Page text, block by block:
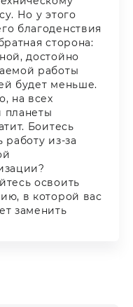
Но у этого
благоденствия
сторона:
достойно
работы
будет меньше.
на всех
планеты
Боитесь
работу из-за
освоить
в которой вас
заменить